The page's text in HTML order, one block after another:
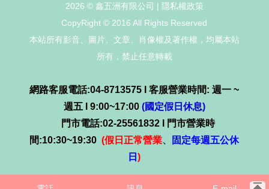
2026 © 鑫五洲有限公司 | 隱私權政策
CopyRight © 2016 All Rights Reserved
本站所有影音、圖片、文章、肖像權及著作權，均屬本站
所有，禁止任意轉載
網路客服電話:04-8713575 l 客服營業時間: 週一 ~
週五 l 9:00~17:00(國定假日休息)
門市電話:02-25561832 l 門市營業時
間:10:30~19:30(假日正常營業、
固定每週五公休
日)